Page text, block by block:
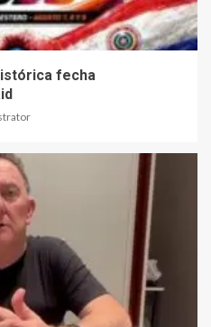
fecha